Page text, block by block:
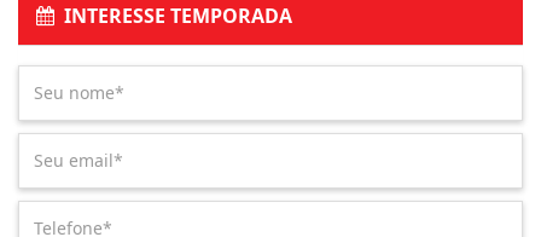
INTERESSE TEMPORADA